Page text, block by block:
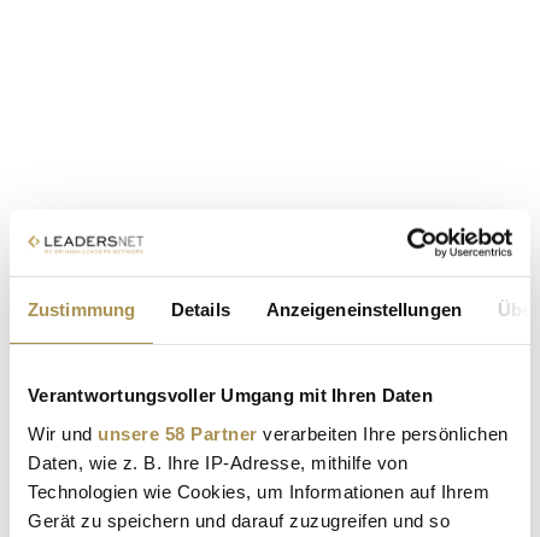
Zustimmung Details Anzeigeneinstellungen
Verantwortungsvoller Umgang mit Ihren Daten
Wir und unsere 58 Partner verarbeiten Ihre persönlichen
Daten, wie z. B. Ihre IP-Adresse, mithilfe von
Technologien wie Cookies, um Informationen auf Ihrem
Gerät zu speichern und darauf zuzugreifen und so